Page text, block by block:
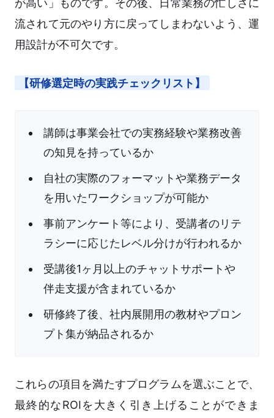
が高い」ものです。その後、日常業務の忙しさに
流されて元のやり方に戻ってしまわないよう、運
用設計が不可欠です。
【研修選定時の実践チェックリスト】
講師は事業会社での実務経験や業務改善
の知見を持っているか
自社の実際のフォーマットや業務データ
を用いたワークショップが可能か
事前アンケート等により、受講者のリテ
ラシーに応じたレベル分けが行われるか
受講後1ヶ月以上のチャットサポートや
伴走支援が含まれているか
研修終了後、社内展開用の教材やプロン
プト集が納品されるか
これらの項目を満たすプログラムを選ぶことで、
最終的なROIを大きく引き上げることができま